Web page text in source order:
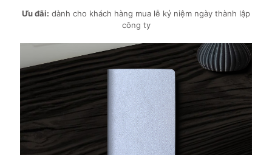
Ưu đãi: dành cho khách hàng mua lễ kỷ niệm ngày thành lập
công ty